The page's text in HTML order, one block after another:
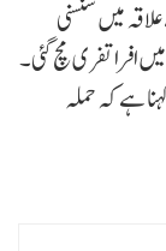
میں سنسنی
افراتفری مچ گئی۔
ہے کہ حملہ